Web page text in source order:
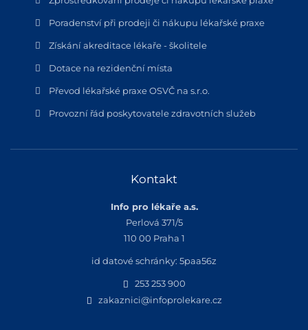
Poradenství při prodeji či nákupu lékařské praxe
Získání akreditace lékaře - školitele
Dotace na rezidenční místa
Převod lékařské praxe OSVČ na s.r.o.
Provozní řád poskytovatele zdravotních služeb
Kontakt
Info pro lékaře a.s.
Perlová 371/5
110 00 Praha 1
id datové schránky: 5paa56z
253 253 900
zakaznici@infoprolekare.cz